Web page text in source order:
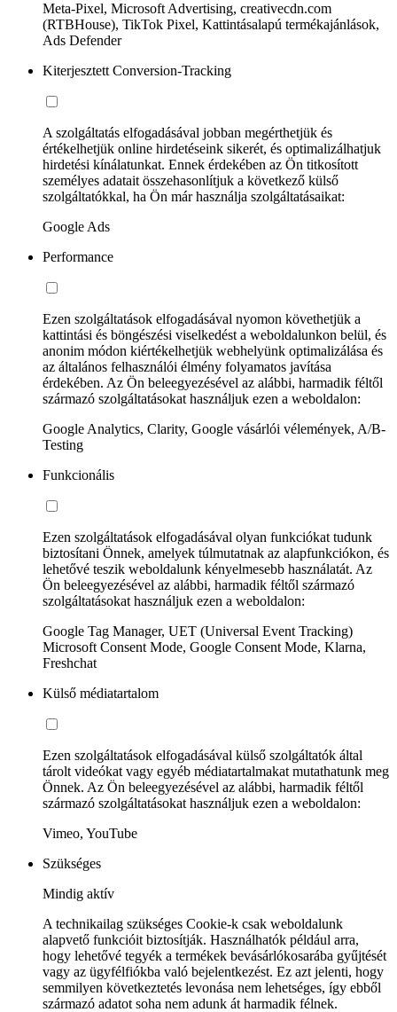
Meta-Pixel, Microsoft Advertising, creativecdn.com
(RTBHouse), TikTok Pixel, Kattintásalapú termékajánlások,
Ads Defender
Kiterjesztett Conversion-Tracking
A szolgáltatás elfogadásával jobban megérthetjük és
értékelhetjük online hirdetéseink sikerét, és optimalizálhatjuk
hirdetési kínálatunkat. Ennek érdekében az Ön titkosított
személyes adatait összehasonlítjuk a következő külső
szolgáltatókkal, ha Ön már használja szolgáltatásaikat:
Google Ads
Performance
Ezen szolgáltatások elfogadásával nyomon követhetjük a
kattintási és böngészési viselkedést a weboldalunkon belül, és
anonim módon kiértékelhetjük webhelyünk optimalizálása és
az általános felhasználói élmény folyamatos javítása
érdekében. Az Ön beleegyezésével az alábbi, harmadik féltől
származó szolgáltatásokat használjuk ezen a weboldalon:
Google Analytics, Clarity, Google vásárlói vélemények, A/B-
Testing
Funkcionális
Ezen szolgáltatások elfogadásával olyan funkciókat tudunk
biztosítani Önnek, amelyek túlmutatnak az alapfunkciókon, és
lehetővé teszik weboldalunk kényelmesebb használatát. Az
Ön beleegyezésével az alábbi, harmadik féltől származó
szolgáltatásokat használjuk ezen a weboldalon:
Google Tag Manager, UET (Universal Event Tracking)
Microsoft Consent Mode, Google Consent Mode, Klarna,
Freshchat
Külső médiatartalom
Ezen szolgáltatások elfogadásával külső szolgáltatók által
tárolt videókat vagy egyéb médiatartalmakat mutathatunk meg
Önnek. Az Ön beleegyezésével az alábbi, harmadik féltől
származó szolgáltatásokat használjuk ezen a weboldalon:
Vimeo, YouTube
Szükséges
Mindig aktív
A technikailag szükséges Cookie-k csak weboldalunk
alapvető funkcióit biztosítják. Használhatók például arra,
hogy lehetővé tegyék a termékek bevásárlókosarába gyűjtését
vagy az ügyfélfiókba való bejelentkezést. Ez azt jelenti, hogy
semmilyen következtetés levonása nem lehetséges, így ebből
származó adatot soha nem adunk át harmadik félnek.